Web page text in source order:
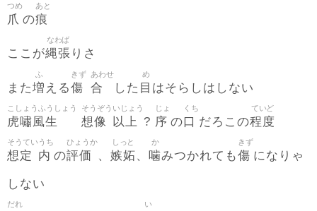
爪
つめ
の痕
あと
ここが縄張
なわば
りさ
また増
ふ
える傷
きず
合
あわせ
した 目
め
はそらしはしない
虎嘯風生
こしょうふうしょう
想像
そうぞう
以上
いじょう
? 序
じょ
の口
くち
だろこの程度
ていど
想定
そうてい
内
うち
の評価
ひょうか
、 嫉妬
しっと
、 噛
か
みつかれても傷
きず
になりゃ
しない
だれ い